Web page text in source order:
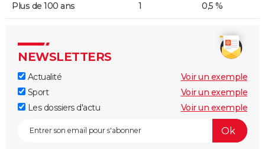
Plus de 100 ans 1 0,5 %
NEWSLETTERS
Actualité
Voir un exemple
Sport
Voir un exemple
Les dossiers d'actu
Voir un exemple